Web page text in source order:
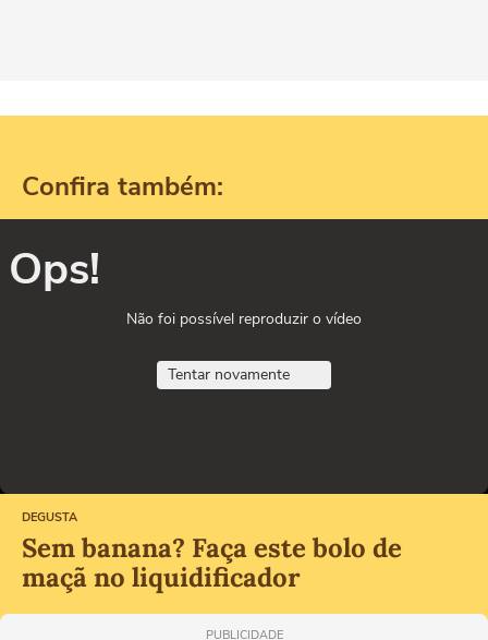
Confira também:
Ops!
Não foi possível reproduzir o vídeo
Tentar novamente
DEGUSTA
Sem banana? Faça este bolo de
maçã no liquidificador
PUBLICIDADE